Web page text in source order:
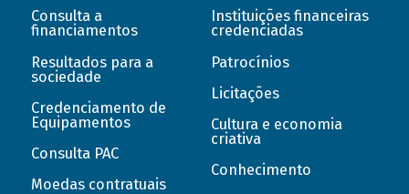
Consulta a
financiamentos
Resultados para a
sociedade
Credenciamento de
Equipamentos
Consulta PAC
Moedas contratuais
Instituições financeiras
credenciadas
Patrocínios
Licitações
Cultura e economia
criativa
Conhecimento